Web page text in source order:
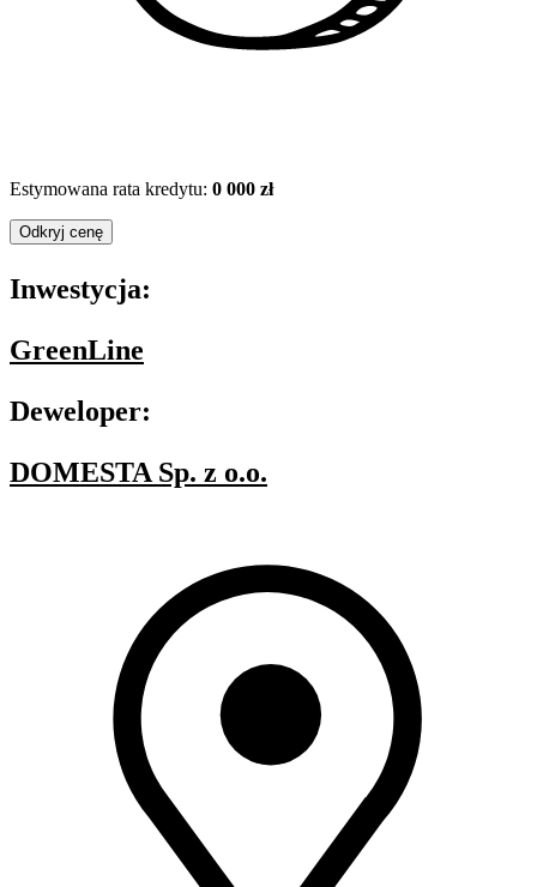
Estymowana rata kredytu: 0 000 zł
Odkryj cenę
Inwestycja:
GreenLine
Deweloper:
DOMESTA Sp. z o.o.